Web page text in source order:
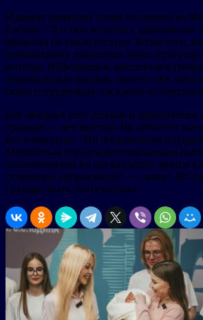
Издание приводит слова нотариуса из
Сагина: “Я и мои коллеги с удивлением
фамилии на таком ресурсе. Более того,
попытавшись записаться через
контору. Информация, внесенная в графы
персональные данные, конечно же,
моим сотрудникам, а к каким-то
Кто забирает себе данные и юридически
граждан — неизвестно. На сайте нет
его владельцы. “Ни Федеральная
Московская городская нотариальная
полномочиями по организации записи к
сторонние организации”, — пишет
граждан быть бдительными.